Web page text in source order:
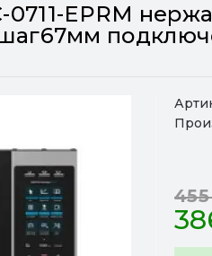
0711-EPRM
шаг67мм
455